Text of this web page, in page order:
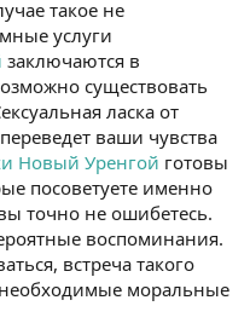
такое не
услуги
заключаются в
существовать
ласка от
ваши чувства
Новый Уренгой готовы
посоветуете именно
точно не ошибетесь.
воспоминания.
встреча такого
необходимые моральные